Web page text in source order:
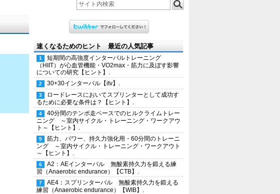
速くなるためのヒント 最近の人気記事
短期間の高強度インターバルトレーニング
（HIIT）が心血管機能・VO2max・筋力に及ぼす影響
についての研究【ヒント】.
30+30インターバル【itv】.
ロードレースにおいてスプリンターとして成功す
るために必要な条件は？【ヒント】.
40分間のテンポ走ペースでのヒルクライムトレー
ニング ～室内サイクル・トレーニング・ワークアウ
ト～【ヒント】.
筋力、パワー、持久力強化用・60分間のトレーニ
ング ～室内サイクル・トレーニング・ワークアウト
～【ヒント】.
A2：AEインターバル 無酸素持久力を鍛える練
習（Anaerobic endurance）【CTB】.
AE4：スプリンターバル 無酸素持久力を鍛える
練習（Anaerobic endurance）【WIB】.